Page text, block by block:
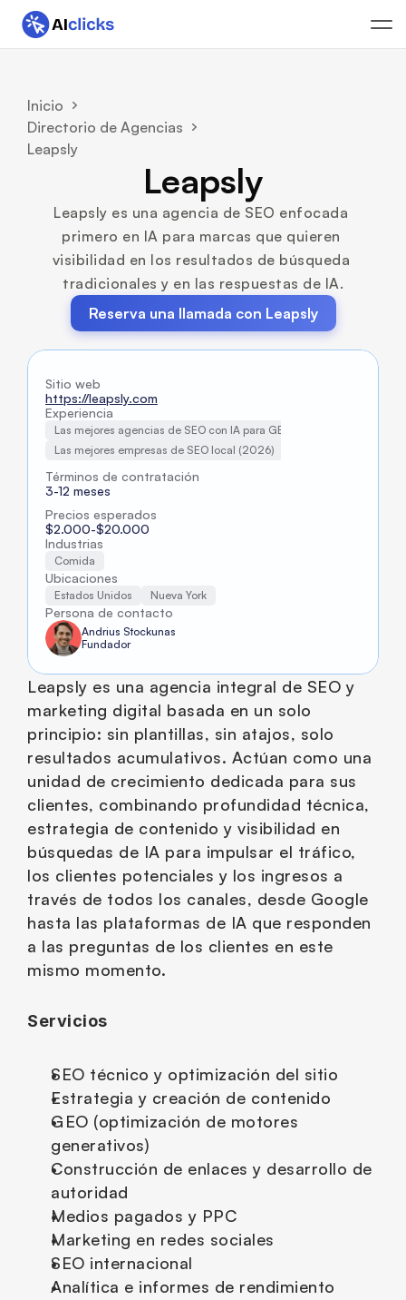
Inicio
Directorio de Agencias
Leapsly
Leapsly
Leapsly es una agencia de SEO enfocada
primero en IA para marcas que quieren
visibilidad en los resultados de búsqueda
tradicionales y en las respuestas de IA.
Reserva una llamada con Leapsly
Leapsly es una agencia integral de SEO y
marketing digital basada en un solo
principio: sin plantillas, sin atajos, solo
resultados acumulativos. Actúan como una
unidad de crecimiento dedicada para sus
clientes, combinando profundidad técnica,
estrategia de contenido y visibilidad en
búsquedas de IA para impulsar el tráfico,
los clientes potenciales y los ingresos a
través de todos los canales, desde Google
hasta las plataformas de IA que responden
a las preguntas de los clientes en este
mismo momento.
Servicios
SEO técnico y optimización del sitio
Estrategia y creación de contenido
GEO (optimización de motores
generativos)
Construcción de enlaces y desarrollo de
autoridad
Medios pagados y PPC
Marketing en redes sociales
SEO internacional
Analítica e informes de rendimiento
Sitio web
https://leapsly.com
Experiencia
Las mejores agencias de SEO con IA para GEO (2026)
Las mejores empresas de SEO local (2026)
Términos de contratación
3-12 meses
Precios esperados
$2.000-$20.000
Industrias
Comida
Ubicaciones
Estados Unidos Nueva York
Persona de contacto
Andrius Stockunas
Fundador